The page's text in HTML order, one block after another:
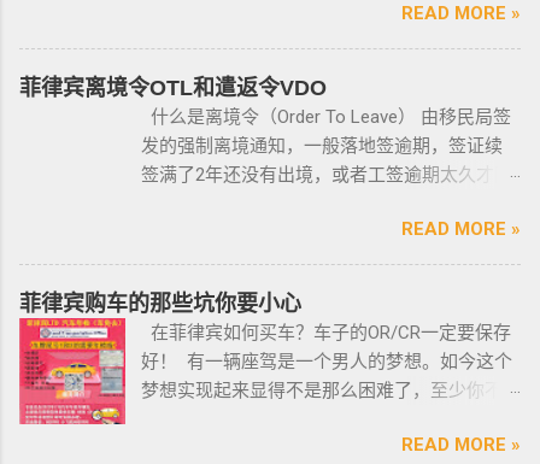
格，例如，枪支的所有权，由菲律宾国家警察
局的枪支和爆炸物部门监管，该部门先进行背
景调查，再向申请人发放枪支许可证，如果想
获得枪支，这个审核的过程是必不可少的。 在
菲律宾申请合法持有枪支，申请人必须年满21
岁，并且通过背景调查，才能获得持有执照。
申请过程还包括通过药物测试丶获得法庭许可
丶精神病学检查丶国家警察许可丶参加菲律宾
宾的相关法律，一些行业的从业人员如律师丶
菲律宾律师协会的成员丶注册会计师丶有资质
的媒体从业人员丶出纳丶银行柜员丶天主教神
父丶基督教牧师丶犹太教拉比丶伊斯兰教阿訇
小型枪械，原因是他们的职业“岌岌可危”。 只有
READ MORE »
菲律宾离境令OTL和遣返令VDO
什么是离境令（Order To Leave） 由移民局签
发的强制离境通知，一般落地签逾期，签证续
签满了2年还没有出境，或者工签逾期太久才降
工签，47a(2)签证，降签之后，也是带离境令
的，移民局要求必须离境。 多数情况下，被发
离境令，只要在规定时间内离开菲律宾，是不
会上移民局黑名单的。想了解更多最新信息欢
迎联系和咨询我们，微信：BGC998 电报
@BGC998 Whats app：+63 912-0912-222 电
话：0912-0912-222 优先使用TG免验证，咨询
请主动告知咨询项目，菲律宾MAKATI 实体公
READ MORE »
菲律宾购车的那些坑你要小心
在菲律宾如何买车？车子的OR/CR一定要保存
好！ 有一辆座驾是一个男人的梦想。如今这个
梦想实现起来显得不是那么困难了，至少你不
律宾就可以买一辆代步车，所以此贴仅供预算
READ MORE »